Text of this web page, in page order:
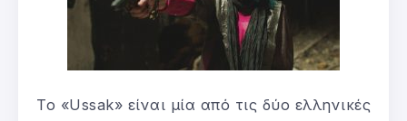
Το «Ussak» είναι μία από τις δύο ελληνικές